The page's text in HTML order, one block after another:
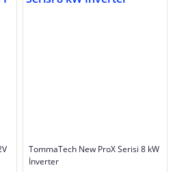
TommaTech New ProX Serisi 8 kW
İnverter